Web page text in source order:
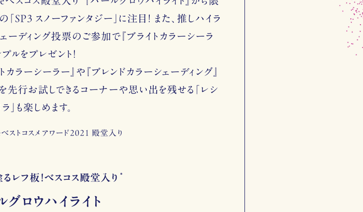
「SP3 スノーファンタジー」に注目！ また、推しハイラ
ェーディング投票のご参加で『ブライトカラーシーラ
ルをプレゼント！
トカラーシーラー』や『ブレンドカラーシェーディング』
先行お試しできるコーナーや思い出を残せる「レシ
」も楽しめます。
ストコスメアワード2021 殿堂入り
るレフ板！ベスコス殿堂入り *
グロウハイライト